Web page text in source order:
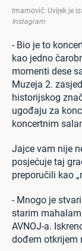
Imamović: Uvijek je
Instagram
- Bio je to
kao jedno
momenti dese
Muzeja 2.
historijskog
ugođaju za
koncertnim
Jajce vam nije
posjećuje taj
preporučili kao
- Mnogo je
starim
AVNOJ-a.
dođem otkrijem